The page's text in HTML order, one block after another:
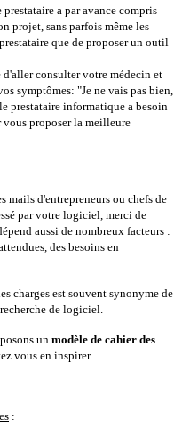
a par avance compris
projet, sans parfois même les
que de proposer un outil
consulter votre médecin et
symptômes: "Je ne vais pas bien,
prestataire informatique a besoin
vous proposer la meilleure
mails d'entrepreneurs ou chefs de
par votre logiciel, merci de
aussi de nombreux facteurs :
des besoins en
charges est souvent synonyme de
de logiciel.
un modèle de cahier des
vous en inspirer
: